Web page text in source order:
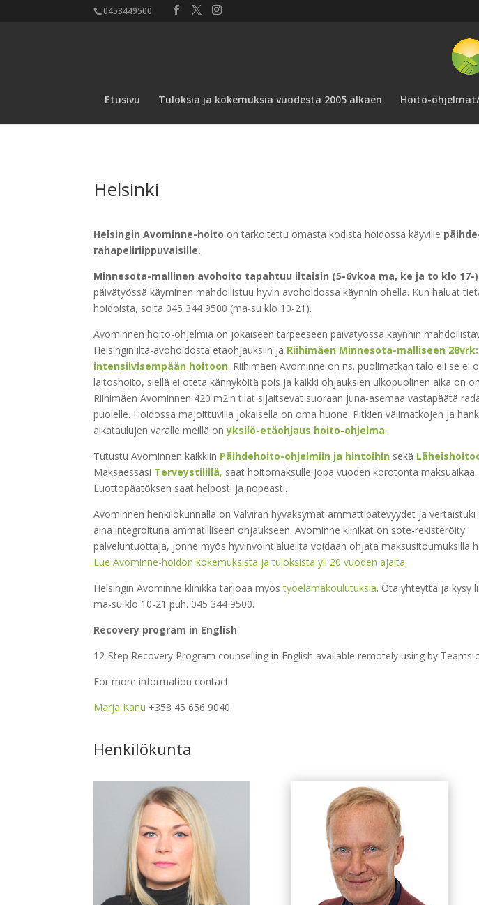
0453449500
Etusivu Tuloksia ja kokemuksia vuodesta 2005 alkaen Hoito-
Helsinki
Helsingin Avominne-hoito on tarkoitettu omasta kodista hoidossa käyville
rahapeliriippuvaisille.
Minnesota-mallinen avohoito tapahtuu iltaisin (5-6vkoa ma, ke ja to klo 17-)
päivätyössä käyminen mahdollistuu hyvin avohoidossa käynnin ohella. Kun haluat
hoidoista, soita 045 344 9500 (ma-su klo 10-21).
Avominnen hoito-ohjelmia on jokaiseen tarpeeseen päivätyössä käynnin
Helsingin ilta-avohoidosta etäohjauksiin ja Riihimäen Minnesota-malliseen
intensiivisempään hoitoon. Riihimäen Avominne on ns. puolimatkan talo eli se ei
laitoshoito, siellä ei oteta kännyköitä pois ja kaikki ohjauksien ulkopuolinen aika on
Riihimäen Avominnen 420 m2:n tilat sijaitsevat suoraan juna-asemaa vastapäätä
puolelle. Hoidossa majoittuvilla jokaisella on oma huone. Pitkien välimatkojen ja
aikataulujen varalle meillä onyksilö-etäohjaus hoito-ohjelma.
Tutustu Avominnen kaikkiin Päihdehoito-ohjelmiin ja hintoihin sekä
Maksaessasi Terveystilillä, saat hoitomaksulle jopa vuoden korotonta maksuaikaa.
Luottopäätöksen saat helposti ja nopeasti.
Avominnen henkilökunnalla on Valviran hyväksymät ammattipätevyydet ja vertaistuki
aina integroituna ammatilliseen ohjaukseen. Avominne klinikat on sote-rekisteröity
palveluntuottaja, jonne myös hyvinvointialueilta voidaan ohjata maksusitoumuksilla
Lue Avominne-hoidon kokemuksista ja tuloksista yli 20 vuoden ajalta.
Helsingin Avominne klinikka tarjoaa myöstyöelämäkoulutuksia. Ota yhteyttä ja kysy
ma-su klo 10-21 puh. 045 344 9500.
Recovery program in English
12-Step Recovery Program counselling in English available remotely using by Teams
For more information contact
Marja Kanu +358 45 656 9040
Henkilökunta